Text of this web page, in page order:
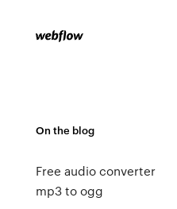
On the blog
Free audio converter
mp3 to ogg